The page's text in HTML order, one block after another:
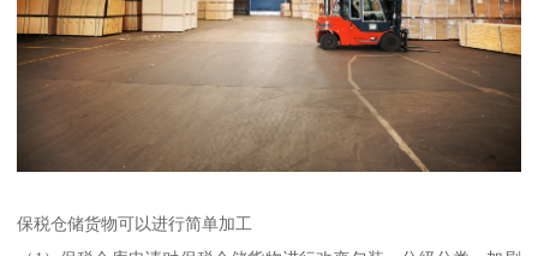
保税仓储货物可以进行简单加工